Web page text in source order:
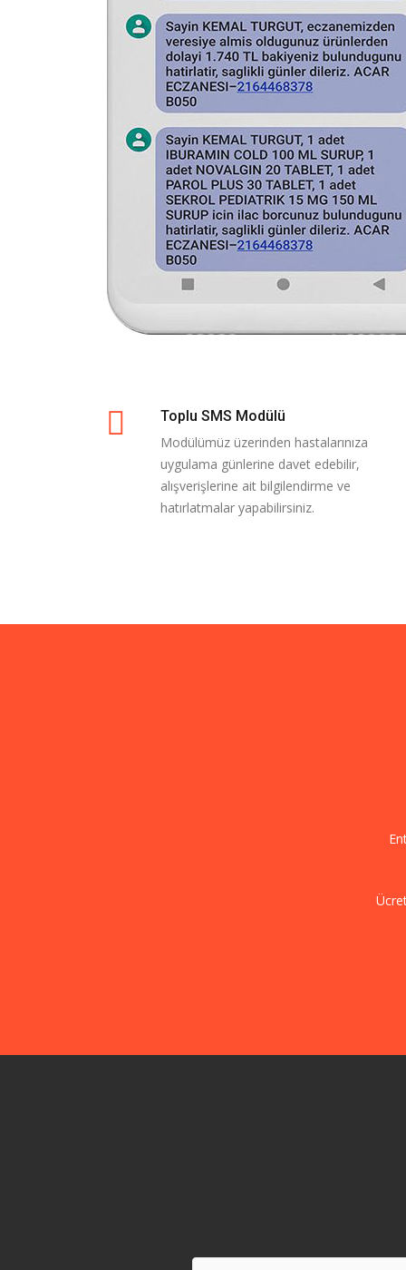
Toplu SMS Modülü
Modülümüz üzerinden hastalarınıza
uygulama günlerine davet edebilir,
alışverişlerine ait bilgilendirme ve
hatırlatmalar yapabilirsiniz.